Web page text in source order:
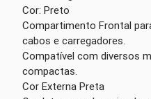
Cor: Preto
Compartimento Frontal
cabos e carregadores.
Compatível com diversos
compactas.
Cor Externa Preta